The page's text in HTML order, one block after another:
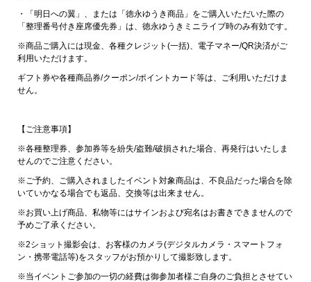
・「明日への翼」、または「徳永ゆうき商品」をご購入いただいた際の
「整理番号付き座席優先券」は、徳永ゆうきミニライブ時のみ有効です。
※商品ご購入には現金、各種クレジット(一括)、電子マネー/QR決済がご
利用いただけます。
ギフト券や各種商品券/クーポン/ポイントカード等は、ご利用いただけま
せん。
【ご注意事項】
※各種整理券、参加券等を紛失/盗難/破損された場合、再発行はいたしま
せんのでご注意ください。
※ご予約、ご購入されましたイベント対象商品は、不良品だった場合を除
いていかなる場合でも返品、交換等は出来ません。
※お買い上げ商品、私物等にはサインおよび宛名はお書きできませんので
予めご了承ください。
※2ショット撮影会は、お客様のカメラ(デジタルカメラ・スマートフォ
ン・携帯電話等)をスタッフがお預かりして撮影致します。
※当イベントご参加の一切の経費は御参加者様ご自身のご負担とさせてい